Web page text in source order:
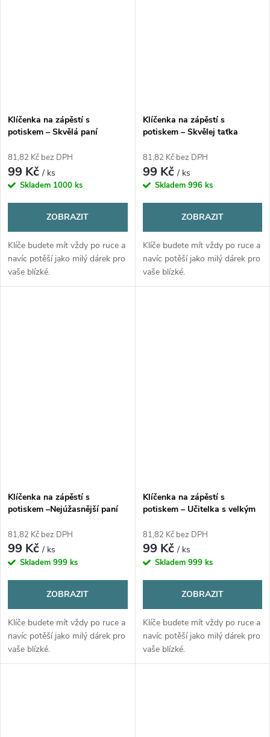
Klíčenka na zápěstí s
potiskem – Skvělá paní
81,82 Kč bez DPH
99 Kč/ ks
Skladem 1000 ks
ZOBRAZIT
Klíče budete mít vždy po ruce a
navíc potěší jako milý dárek pro
vaše blízké.
Klíčenka na zápěstí s
potiskem – Skvělej taťka
81,82 Kč bez DPH
99 Kč/ ks
Skladem 996 ks
ZOBRAZIT
Klíče budete mít vždy po ruce a
navíc potěší jako milý dárek pro
vaše blízké.
Klíčenka na zápěstí s
potiskem –Nejúžasnější paní
81,82 Kč bez DPH
99 Kč/ ks
Skladem 999 ks
ZOBRAZIT
Klíče budete mít vždy po ruce a
navíc potěší jako milý dárek pro
vaše blízké.
Klíčenka na zápěstí s
potiskem – Učitelka s velkým
81,82 Kč bez DPH
99 Kč/ ks
Skladem 999 ks
ZOBRAZIT
Klíče budete mít vždy po ruce a
navíc potěší jako milý dárek pro
vaše blízké.